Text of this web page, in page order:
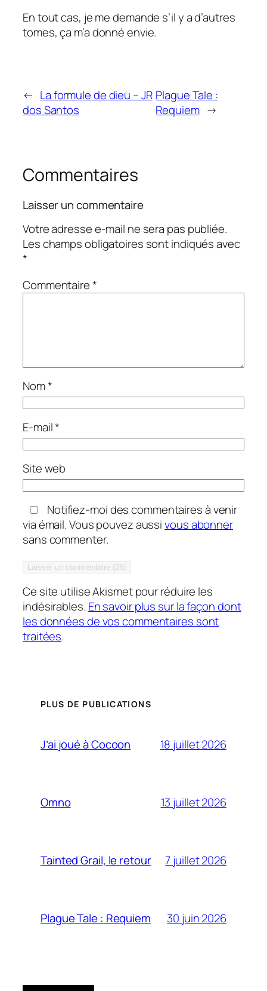
En tout cas, je me demande s’il y a d’autres
tomes, ça m’a donné envie.
← La formule de dieu – JR
dos Santos
Plague Tale :
Requiem →
Commentaires
Laisser un commentaire
Votre adresse e-mail ne sera pas publiée.
Les champs obligatoires sont indiqués avec
*
Commentaire*
Nom*
E-mail*
Site web
Notifiez-moi des commentaires à venir
via émail. Vous pouvez aussivous abonner
sans commenter.
Ce site utilise Akismet pour réduire les
indésirables. En savoir plus sur la façon dont
les données de vos commentaires sont
traitées.
PLUS DE PUBLICATIONS
J’ai joué à Cocoon 18 juillet 2026
Omno 13 juillet 2026
Tainted Grail, le retour 7 juillet 2026
Plague Tale : Requiem 30 juin 2026